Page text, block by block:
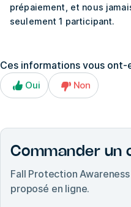
prépaiement, et nous
seulement 1 participant.
Ces informations vous
Oui Non
Commander un
Fall Protection
proposé en ligne.